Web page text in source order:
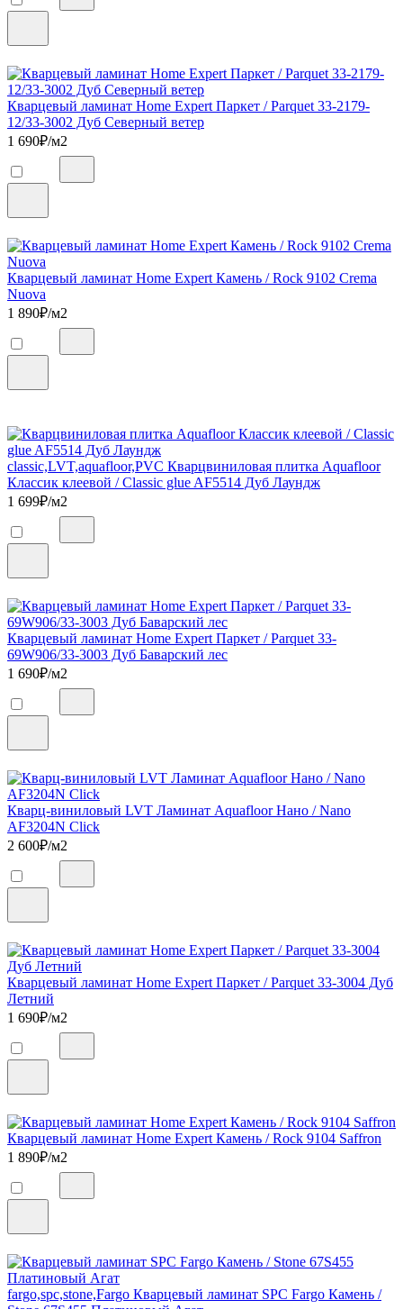
Кварцевый ламинат Home Expert Паркет / Parquet 33-2179-
12/33-3002 Дуб Северный ветер
1 690₽/м2
Кварцевый ламинат Home Expert Камень / Rock 9102 Crema
Nuova
1 890₽/м2
classic,LVT,aquafloor,PVC Кварцвиниловая плитка Aquafloor
Классик клеевой / Classic glue AF5514 Дуб Лаундж
1 699₽/м2
Кварцевый ламинат Home Expert Паркет / Parquet 33-
69W906/33-3003 Дуб Баварский лес
1 690₽/м2
Кварц-виниловый LVT Ламинат Aquafloor Нано / Nano
AF3204N Click
2 600₽/м2
Кварцевый ламинат Home Expert Паркет / Parquet 33-3004 Дуб
Летний
1 690₽/м2
Кварцевый ламинат Home Expert Камень / Rock 9104 Saffron
1 890₽/м2
fargo,spc,stone,Fargo Кварцевый ламинат SPC Fargo Камень /